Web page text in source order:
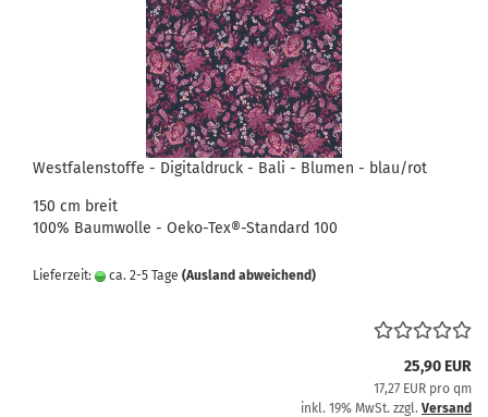
Westfalenstoffe - Digitaldruck - Bali - Blumen - blau/rot
150 cm breit
100% Baumwolle - Oeko-Tex®-Standard 100
Lieferzeit: ca. 2-5 Tage (Ausland abweichend)
25,90 EUR
17,27 EUR pro qm
inkl. 19% MwSt. zzgl. Versand